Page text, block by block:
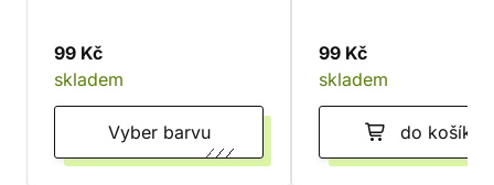
99 Kč
skladem
Vyber barvu
99 Kč
skladem
do košíku